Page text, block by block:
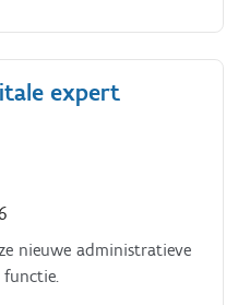
expert
nieuwe administratieve